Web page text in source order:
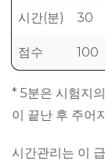
시간(분) 30
점수 100
* 5분은 시험지
이 끝난 후 주어
시간관리는 이